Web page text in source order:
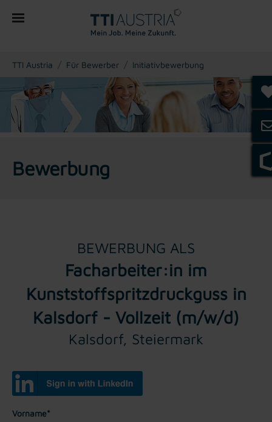
You are here:
TTI Austria Für Bewerber Initiativbewerbung
Bewerbung
BEWERBUNG ALS
Facharbeiter:in im
Kunststoffspritzdruckguss in
Kalsdorf - Vollzeit (m/w/d)
Kalsdorf, Steiermark
Vorname*